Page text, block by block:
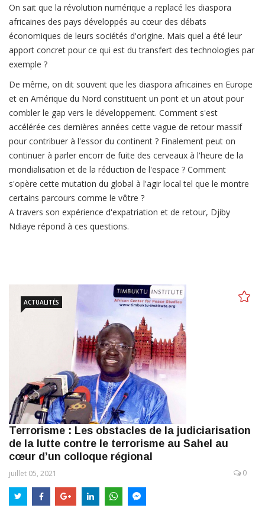
On sait que la révolution numérique a replacé les diaspora
africaines des pays développés au cœur des débats
économiques de leurs sociétés d'origine. Mais quel a été leur
apport concret pour ce qui est du transfert des technologies par
exemple ?
De même, on dit souvent que les diaspora africaines en Europe
et en Amérique du Nord constituent un pont et un atout pour
combler le gap vers le développement. Comment s'est
accélérée ces dernières années cette vague de retour massif
pour contribuer à l'essor du continent ? Finalement peut on
continuer à parler encorr de fuite des cerveaux à l'heure de la
mondialisation et de la réduction de l'espace ? Comment
s'opère cette mutation du global à l'agir local tel que le montre
certains parcours comme le vôtre ?
A travers son expérience d'expatriation et de retour, Djiby
Ndiaye répond à ces questions.
ACTUALITÉS
Terrorisme : Les obstacles de la judiciarisation
de la lutte contre le terrorisme au Sahel au
cœur d’un colloque régional
juillet 05, 2021 0